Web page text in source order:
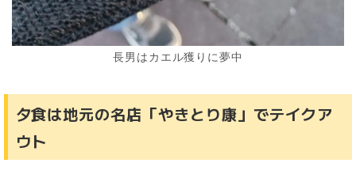
長男はカエル獲りに夢中
夕食は地元の名店「やきとり康」でテイクア
ウト